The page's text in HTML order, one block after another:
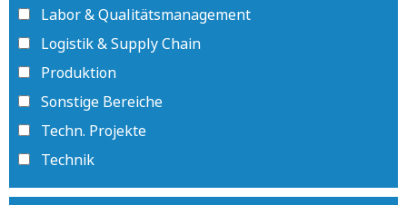
Labor & Qualitätsmanagement
Logistik & Supply Chain
Produktion
Sonstige Bereiche
Techn. Projekte
Technik